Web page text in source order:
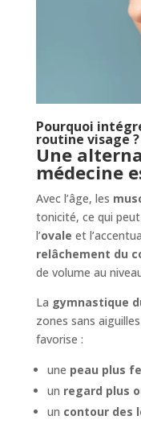
Pourquoi
routine visage ?
Une
médecine
Avec l’âge, les
tonicité, ce qui
l’ovale et
relâchement du
de volume au
La gymnastique
zones sans
favorise :
une peau plus
un regard plus
un contour des